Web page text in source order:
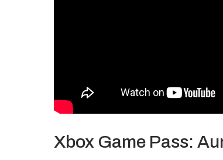
Xbox Game Pass: